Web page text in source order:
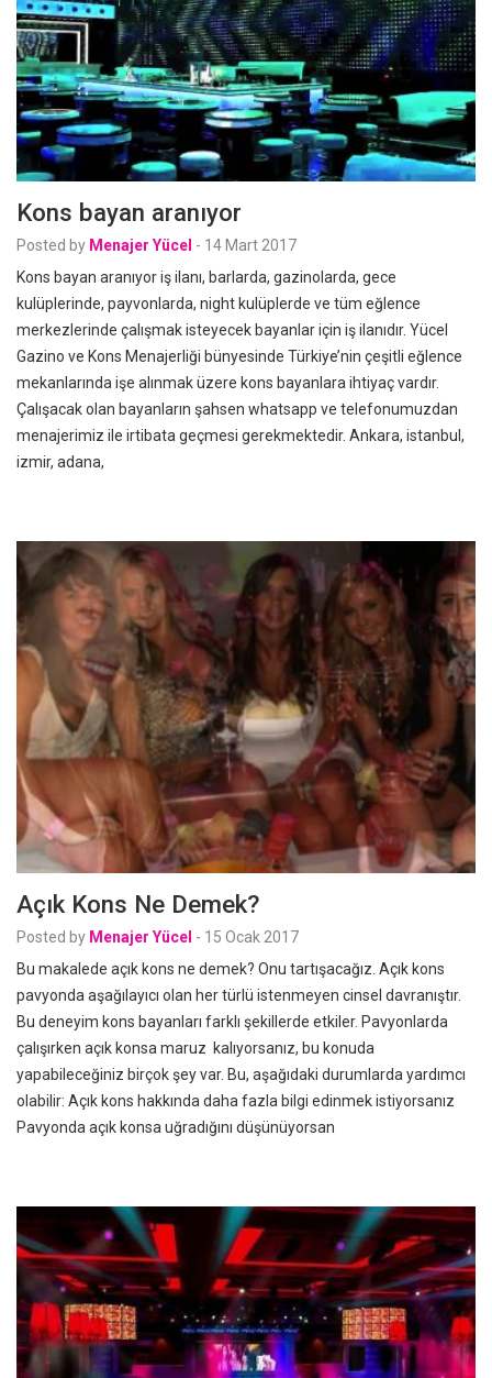
Kons bayan aranıyor
Posted by Menajer Yücel - 14 Mart 2017
Kons bayan aranıyor iş ilanı, barlarda, gazinolarda, gece
kulüplerinde, payvonlarda, night kulüplerde ve tüm eğlence
merkezlerinde çalışmak isteyecek bayanlar için iş ilanıdır. Yücel
Gazino ve Kons Menajerliği bünyesinde Türkiye’nin çeşitli eğlence
mekanlarında işe alınmak üzere kons bayanlara ihtiyaç vardır.
Çalışacak olan bayanların şahsen whatsapp ve telefonumuzdan
menajerimiz ile irtibata geçmesi gerekmektedir. Ankara, istanbul,
izmir, adana,
Açık Kons Ne Demek?
Posted by Menajer Yücel - 15 Ocak 2017
Bu makalede açık kons ne demek? Onu tartışacağız. Açık kons
pavyonda aşağılayıcı olan her türlü istenmeyen cinsel davranıştır.
Bu deneyim kons bayanları farklı şekillerde etkiler. Pavyonlarda
çalışırken açık konsa maruz kalıyorsanız, bu konuda
yapabileceğiniz birçok şey var. Bu, aşağıdaki durumlarda yardımcı
olabilir: Açık kons hakkında daha fazla bilgi edinmek istiyorsanız
Pavyonda açık konsa uğradığını düşünüyorsan